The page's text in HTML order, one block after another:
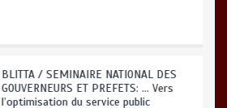
BLITTA / SEMINAIRE NATIONAL DES
GOUVERNEURS ET PREFETS: … Vers
l’optimisation du service public